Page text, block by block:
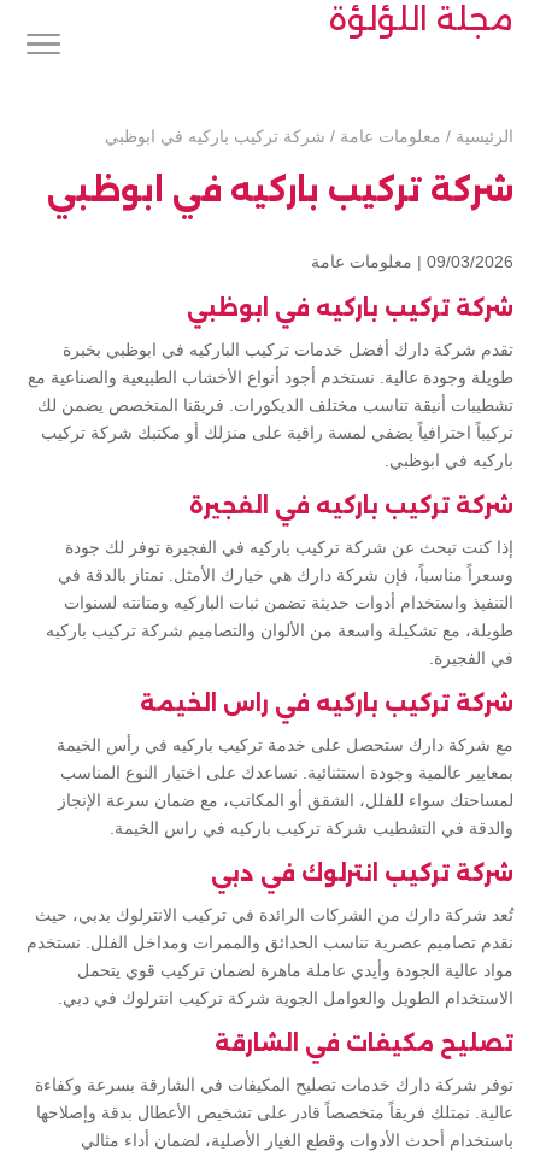
مجلة اللؤلؤة
الرئيسية / معلومات عامة / شركة تركيب باركيه في ابوظبي
شركة تركيب باركيه في ابوظبي
09/03/2026 | معلومات عامة
شركة تركيب باركيه في ابوظبي
تقدم شركة دارك أفضل خدمات تركيب الباركيه في ابوظبي بخبرة
طويلة وجودة عالية. نستخدم أجود أنواع الأخشاب الطبيعية والصناعية مع
تشطيبات أنيقة تناسب مختلف الديكورات. فريقنا المتخصص يضمن لك
تركيباً احترافياً يضفي لمسة راقية على منزلك أو مكتبك شركة تركيب
باركيه في ابوظبي.
شركة تركيب باركيه في الفجيرة
إذا كنت تبحث عن شركة تركيب باركيه في الفجيرة توفر لك جودة
وسعراً مناسباً، فإن شركة دارك هي خيارك الأمثل. نمتاز بالدقة في
التنفيذ واستخدام أدوات حديثة تضمن ثبات الباركيه ومتانته لسنوات
طويلة، مع تشكيلة واسعة من الألوان والتصاميم شركة تركيب باركيه
في الفجيرة.
شركة تركيب باركيه في راس الخيمة
مع شركة دارك ستحصل على خدمة تركيب باركيه في رأس الخيمة
بمعايير عالمية وجودة استثنائية. نساعدك على اختيار النوع المناسب
لمساحتك سواء للفلل، الشقق أو المكاتب، مع ضمان سرعة الإنجاز
والدقة في التشطيب شركة تركيب باركيه في راس الخيمة.
شركة تركيب انترلوك في دبي
تُعد شركة دارك من الشركات الرائدة في تركيب الانترلوك بدبي، حيث
نقدم تصاميم عصرية تناسب الحدائق والممرات ومداخل الفلل. نستخدم
مواد عالية الجودة وأيدي عاملة ماهرة لضمان تركيب قوي يتحمل
الاستخدام الطويل والعوامل الجوية شركة تركيب انترلوك في دبي.
تصليح مكيفات في الشارقة
توفر شركة دارك خدمات تصليح المكيفات في الشارقة بسرعة وكفاءة
عالية. نمتلك فريقاً متخصصاً قادر على تشخيص الأعطال بدقة وإصلاحها
باستخدام أحدث الأدوات وقطع الغيار الأصلية، لضمان أداء مثالي